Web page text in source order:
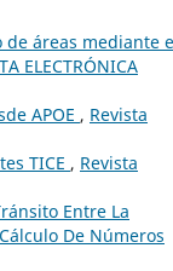
de áreas mediante
ELECTRÓNICA
APOE , Revista
TICE , Revista
Entre La
De Números